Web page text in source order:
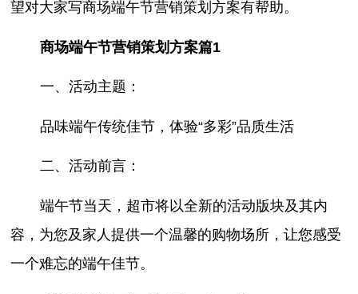
望对大家写商场端午节营销策划方案有帮助。
商场端午节营销策划方案篇1
一、活动主题：
品味端午传统佳节，体验“多彩”品质生活
二、活动前言：
端午节当天，超市将以全新的活动版块及其内
容，为您及家人提供一个温馨的购物场所，让您感受
一个难忘的端午佳节。